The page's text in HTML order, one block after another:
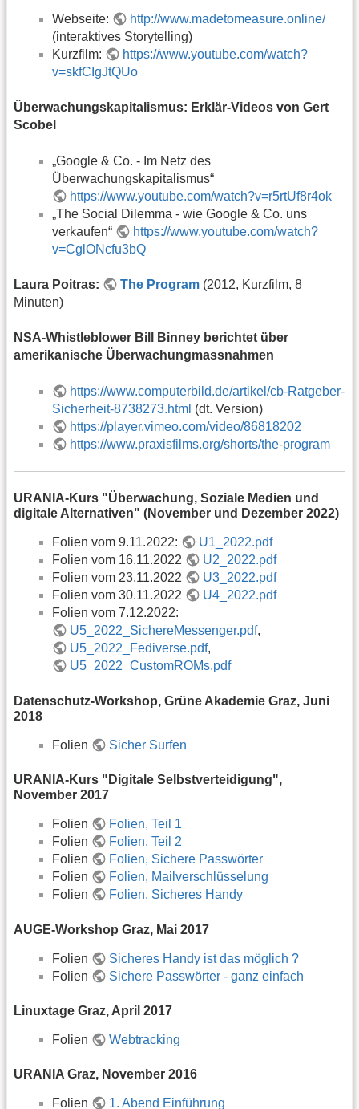
Webseite:
http://www.madetomeasure.online/
(interaktives Storytelling)
Kurzfilm:
https://www.youtube.com/watch?
v=skfCIgJtQUo
Überwachungskapitalismus: Erklär-Videos von Gert
Scobel
„Google & Co. - Im Netz des
Überwachungskapitalismus“
https://www.youtube.com/watch?v=r5rtUf8r4ok
„The Social Dilemma - wie Google & Co. uns
verkaufen“
https://www.youtube.com/watch?
v=CglONcfu3bQ
Laura Poitras: The Program (2012, Kurzfilm, 8
Minuten)
NSA-Whistleblower Bill Binney berichtet über
amerikanische Überwachungmassnahmen
https://www.computerbild.de/artikel/cb-Ratgeber-
Sicherheit-8738273.html (dt. Version)
https://player.vimeo.com/video/86818202
https://www.praxisfilms.org/shorts/the-program
URANIA-Kurs "Überwachung, Soziale Medien und
digitale Alternativen" (November und Dezember 2022)
Folien vom 9.11.2022:
U1_2022.pdf
Folien vom 16.11.2022
U2_2022.pdf
Folien vom 23.11.2022
U3_2022.pdf
Folien vom 30.11.2022
U4_2022.pdf
Folien vom 7.12.2022:
U5_2022_SichereMessenger.pdf,
U5_2022_Fediverse.pdf,
U5_2022_CustomROMs.pdf
Datenschutz-Workshop, Grüne Akademie Graz, Juni
2018
Folien Sicher Surfen
URANIA-Kurs "Digitale Selbstverteidigung",
November 2017
Folien
Folien, Teil 1
Folien
Folien, Teil 2
Folien
Folien, Sichere Passwörter
Folien
Folien, Mailverschlüsselung
Folien
Folien, Sicheres Handy
AUGE-Workshop Graz, Mai 2017
Folien
Sicheres Handy ist das möglich ?
Folien
Sichere Passwörter - ganz einfach
Linuxtage Graz, April 2017
Folien Webtracking
URANIA Graz, November 2016
Folien
1. Abend Einführung